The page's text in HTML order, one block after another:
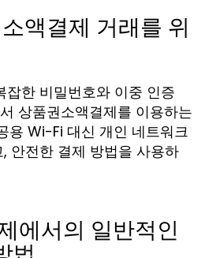
액결제 거래를 위
잡한 비밀번호와 이중 인증
상품권소액결제를 이용하는
용 Wi-Fi 대신 개인 네트워크
안전한 결제 방법을 사용하
에서의 일반적인